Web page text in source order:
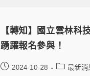
【轉知】國立雲林
踴躍報名參與！
2024-10-28 最新消